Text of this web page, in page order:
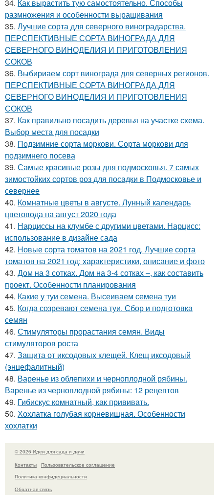
34. Как вырастить тую самостоятельно. Способы
размножения и особенности выращивания
35. Лучшие сорта для северного виноградарства.
ПЕРСПЕКТИВНЫЕ СОРТА ВИНОГРАДА ДЛЯ
CЕВЕРНОГО ВИНОДЕЛИЯ И ПРИГОТОВЛЕНИЯ
СОКОВ
36. Выбириаем сорт винограда для северных регионов.
ПЕРСПЕКТИВНЫЕ СОРТА ВИНОГРАДА ДЛЯ
CЕВЕРНОГО ВИНОДЕЛИЯ И ПРИГОТОВЛЕНИЯ
СОКОВ
37. Как правильно посадить деревья на участке схема.
Выбор места для посадки
38. Подзимние сорта моркови. Сорта моркови для
подзимнего посева
39. Самые красивые розы для подмосковья. 7 самых
зимостойких сортов роз для посадки в Подмосковье и
севернее
40. Комнатные цветы в августе. Лунный календарь
цветовода на август 2020 года
41. Нарциссы на клумбе с другими цветами. Нарцисс:
использование в дизайне сада
42. Новые сорта томатов на 2021 год. Лучшие сорта
томатов на 2021 год: характеристики, описание и фото
43. Дом на 3 сотках. Дом на 3-4 сотках –, как составить
проект. Особенности планирования
44. Какие у туи семена. Высеиваем семена туи
45. Когда созревают семена туи. Сбор и подготовка
семян
46. Стимуляторы прорастания семян. Виды
стимуляторов роста
47. Защита от иксодовых клещей. Клещ иксодовый
(энцефалитный)
48. Варенье из облепихи и черноплодной рябины.
Варенье из черноплодной рябины: 12 рецептов
49. Гибискус комнатный, как прививать.
50. Хохлатка голубая корневищная. Особенности
хохлатки
© 2026 Идеи для сада и дачи
Контакты
Пользовательское соглашение
Политика конфидециальности
Обратная связь